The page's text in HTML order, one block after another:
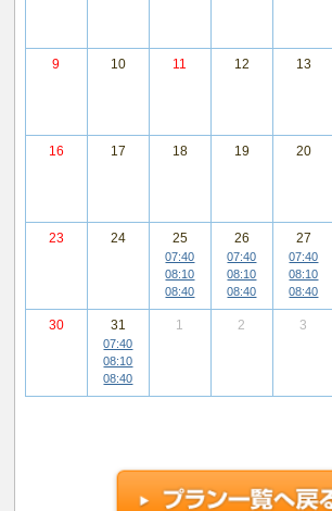
9 10 11 12 13
16 17 18 19 20
23 24 25
07:40
08:10
08:40
26
07:40
08:10
08:40
27
07:40
08:10
08:40
30 31
07:40
08:10
08:40
1 2 3